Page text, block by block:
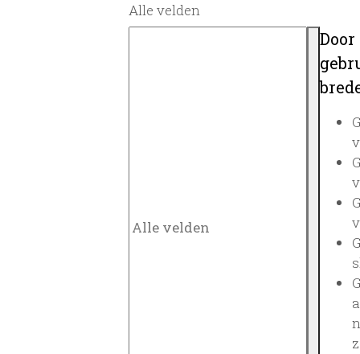
Alle velden